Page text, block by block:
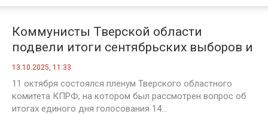
Коммунисты Тверской области
подвели итоги сентябрьских выборов и
наметили новые задачи
13.10.2025, 11:33
11 октября состоялся пленум Тверского областного
комитета КПРФ, на котором был рассмотрен вопрос об
итогах единого дня голосования 14...